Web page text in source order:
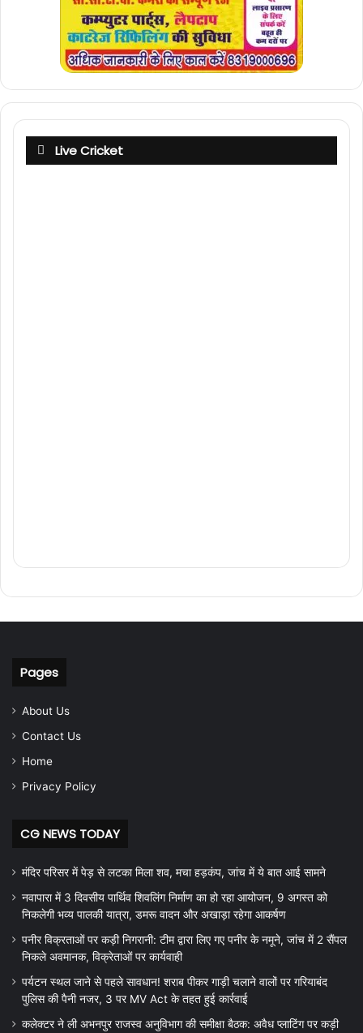
Live Cricket
Pages
About Us
Contact Us
Home
Privacy Policy
CG NEWS TODAY
मंदिर परिसर में पेड़ से लटका मिला शव, मचा हड़कंप, जांच में ये बात आई सामने
नवापारा में 3 दिवसीय पार्थिव शिवलिंग निर्माण का हो रहा आयोजन, 9 अगस्त को
निकलेगी भव्य पालकी यात्रा, डमरू वादन और अखाड़ा रहेगा आकर्षण
पनीर विक्रताओं पर कड़ी निगरानी: टीम द्वारा लिए गए पनीर के नमूने, जांच में 2 सैंपल
निकले अवमानक, विक्रेताओं पर कार्यवाही
पर्यटन स्थल जाने से पहले सावधान! शराब पीकर गाड़ी चलाने वालों पर गरियाबंद
पुलिस की पैनी नजर, 3 पर MV Act के तहत हुई कार्रवाई
कलेक्टर ने ली अभनपुर राजस्व अनुविभाग की समीक्षा बैठक: अवैध प्लाटिंग पर कड़ी